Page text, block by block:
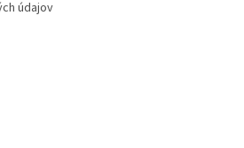
údajov